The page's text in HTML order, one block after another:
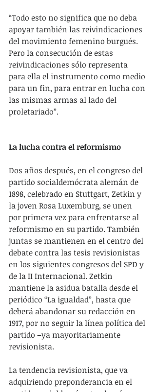
“Todo esto no significa que no deba
apoyar también las reivindicaciones
del movimiento femenino burgués.
Pero la consecución de estas
reivindicaciones sólo representa
para ella el instrumento como medio
para un fin, para entrar en lucha con
las mismas armas al lado del
proletariado”.
La lucha contra el reformismo
Dos años después, en el congreso del
partido socialdemócrata alemán de
1898, celebrado en Stuttgart, Zetkin y
la joven Rosa Luxemburg, se unen
por primera vez para enfrentarse al
reformismo en su partido. También
juntas se mantienen en el centro del
debate contra las tesis revisionistas
en los siguientes congresos del SPD y
de la II Internacional. Zetkin
mantiene la asidua batalla desde el
periódico “La igualdad”, hasta que
deberá abandonar su redacción en
1917, por no seguir la línea política del
partido –ya mayoritariamente
revisionista.
La tendencia revisionista, que va
adquiriendo preponderancia en el